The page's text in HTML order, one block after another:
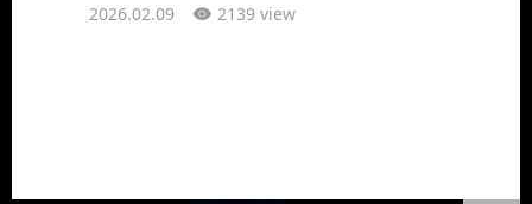
2026.02.09 2139 view